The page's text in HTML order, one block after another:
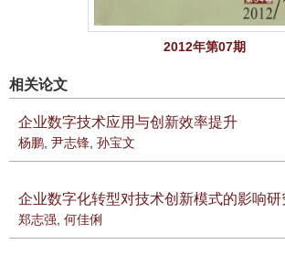
2012年第07期
相关论文
企业数字技术应用与创新效率提升
杨鹏 尹志锋 孙宝文
企业数字化转型对技术创新模式的影响研
郑志强 何佳俐